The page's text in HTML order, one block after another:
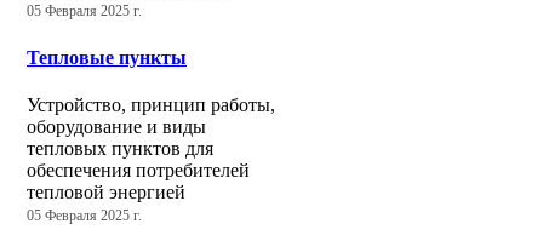
05 Февраля 2025 г.
Тепловые пункты
Устройство, принцип работы,
оборудование и виды
тепловых пунктов для
обеспечения потребителей
тепловой энергией
05 Февраля 2025 г.